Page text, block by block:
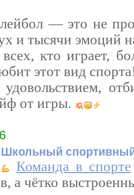
— это не
и тысячи эмоций
кто играет,
этот вид
удовольствием,
от игры.
Школьный
Команда в спорте
а чётко